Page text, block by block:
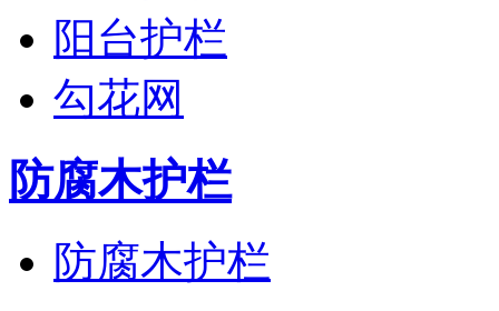
阳台护栏
勾花网
防腐木护栏
防腐木护栏